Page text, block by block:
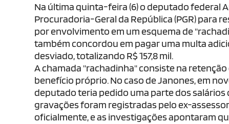
Na última quinta-feira (6) o deputado federal
Procuradoria-Geral da República (PGR) para
por envolvimento em um esquema de
também concordou em pagar uma multa
desviado, totalizando R$ 157,8 mil.
A chamada "rachadinha" consiste na
benefício próprio. No caso de Janones, em
deputado teria pedido uma parte dos salários
gravações foram registradas pelo ex-
oficialmente, e as investigações apontaram